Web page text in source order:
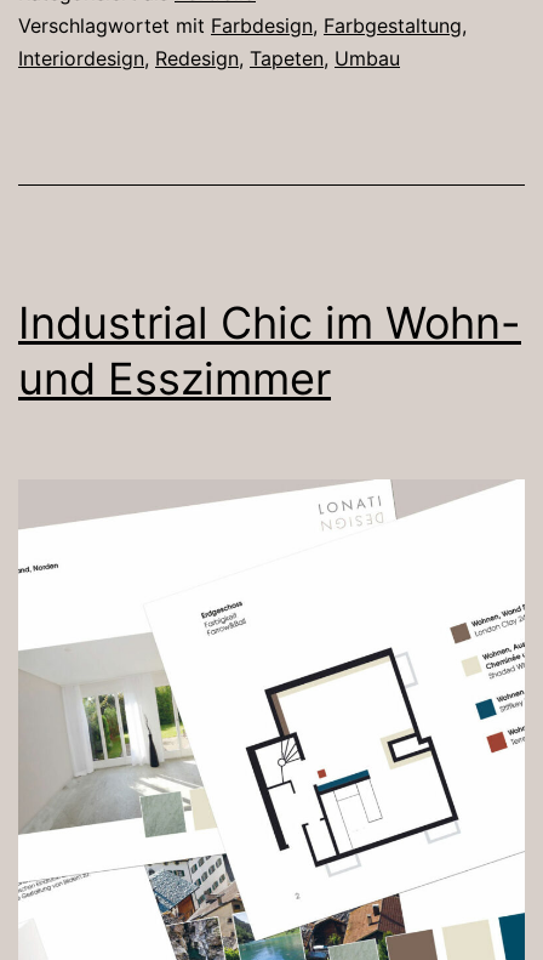
Verschlagwortet mit Farbdesign, Farbgestaltung,
Interiordesign, Redesign, Tapeten, Umbau
Industrial Chic im Wohn-
und Esszimmer